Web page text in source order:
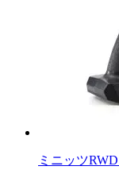
ミニッツ